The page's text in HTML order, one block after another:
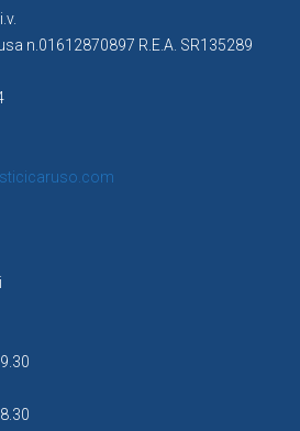
n.01612870897 R.E.A. SR135289